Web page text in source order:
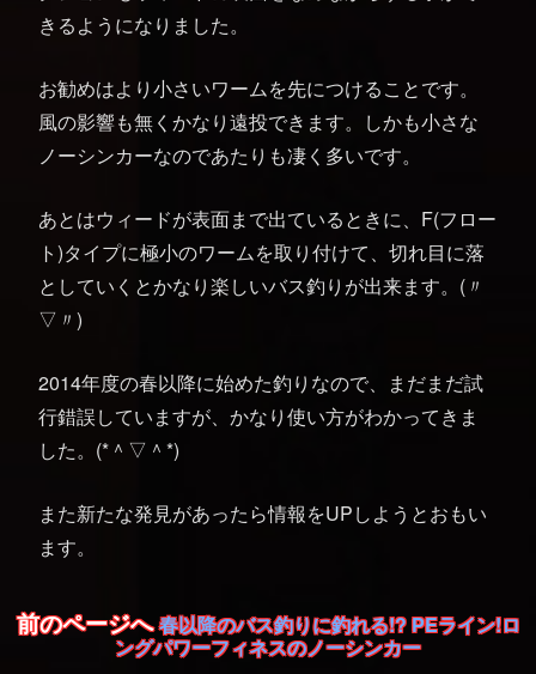
きるようになりました。
お勧めはより小さいワームを先につけることです。
風の影響も無くかなり遠投できます。しかも小さな
ノーシンカーなのであたりも凄く多いです。
あとはウィードが表面まで出ているときに、F(フロー
ト)タイプに極小のワームを取り付けて、切れ目に落
としていくとかなり楽しいバス釣りが出来ます。(〃
▽〃)
2014年度の春以降に始めた釣りなので、まだまだ試
行錯誤していますが、かなり使い方がわかってきま
した。(*＾▽＾*)
また新たな発見があったら情報をUPしようとおもい
ます。
前のページへ春以降のバス釣りに釣れる!? PEライン!ロ
ングパワーフィネスのノーシンカー